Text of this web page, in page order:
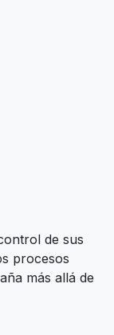
de sus
procesos
más allá de